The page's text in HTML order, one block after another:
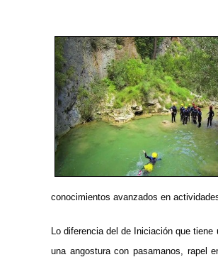
conocimientos avanzados en
Lo diferencia del de Iniciación que
una angostura con pasamanos, rapel